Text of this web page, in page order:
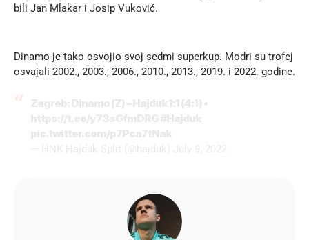
bili Jan Mlakar i Josip Vuković.
Dinamo je tako osvojio svoj sedmi superkup. Modri su trofej
osvajali 2002., 2003., 2006., 2010., 2013., 2019. i 2022. godine.